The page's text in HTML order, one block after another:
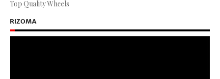
Top Quality Wheels
RIZOMA